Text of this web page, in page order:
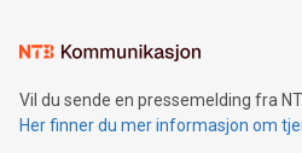
Vil du sende en pressemelding fra
Her finner du mer informasjon om